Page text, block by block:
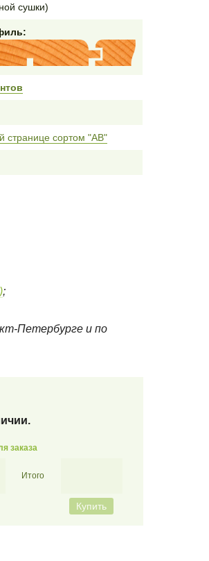
сушки)
странице сортом "AB"
;
Петербурге и по
заказа
Итого
Купить